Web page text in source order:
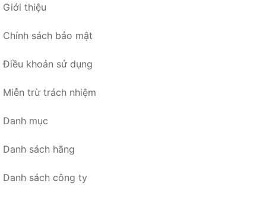
Giới thiệu
Chính sách bảo mật
Điều khoản sử dụng
Miễn trừ trách nhiệm
Danh mục
Danh sách hãng
Danh sách công ty